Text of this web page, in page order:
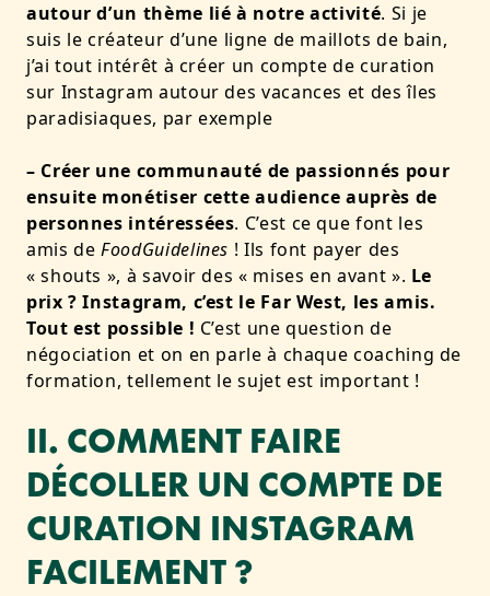
autour d’un thème lié à notre activité. Si je
suis le créateur d’une ligne de maillots de bain,
j’ai tout intérêt à créer un compte de curation
sur Instagram autour des vacances et des îles
paradisiaques, par exemple
– Créer une communauté de passionnés pour
ensuite monétiser cette audience auprès de
personnes intéressées. C’est ce que font les
amis deFoodGuidelines ! Ils font payer des
« shouts », à savoir des « mises en avant ». Le
prix ? Instagram, c’est le Far West, les amis.
Tout est possible ! C’est une question de
négociation et on en parle à chaque coaching de
formation, tellement le sujet est important !
II. COMMENT FAIRE
DÉCOLLER UN COMPTE DE
CURATION INSTAGRAM
FACILEMENT ?